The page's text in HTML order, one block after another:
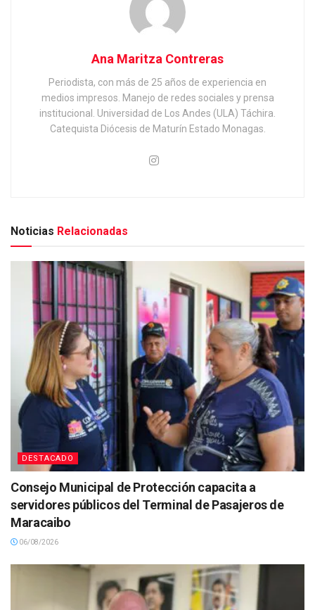
Ana Maritza Contreras
Periodista, con más de 25 años de experiencia en
medios impresos. Manejo de redes sociales y prensa
institucional. Universidad de Los Andes (ULA) Táchira.
Catequista Diócesis de Maturín Estado Monagas.
Noticias Relacionadas
DESTACADO
Consejo Municipal de Protección capacita a
servidores públicos del Terminal de Pasajeros de
Maracaibo
06/08/2026